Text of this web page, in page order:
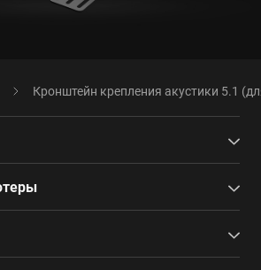
Кронштейн крепления акустики 5.1